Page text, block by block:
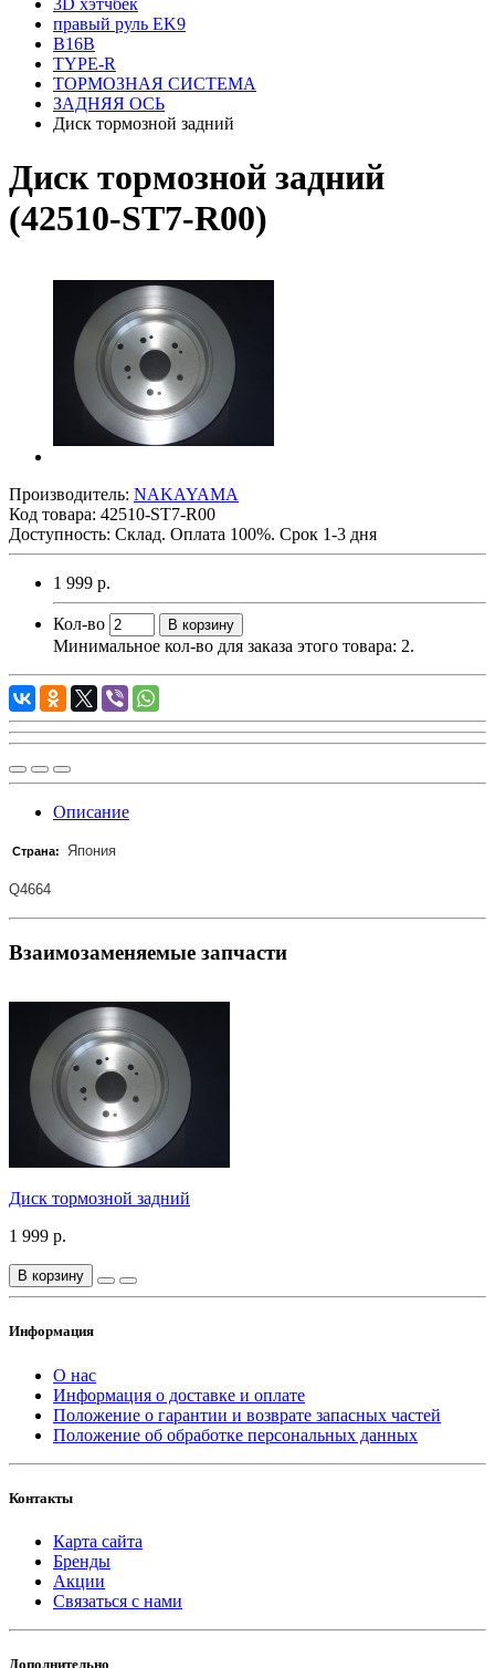
3D хэтчбек
правый руль EK9
B16B
TYPE-R
ТОРМОЗНАЯ СИСТЕМА
ЗАДНЯЯ ОСЬ
Диск тормозной задний
Диск тормозной задний
(42510-ST7-R00)
Производитель: NAKAYAMA
Код товара: 42510-ST7-R00
Доступность: Склад. Оплата 100%. Срок 1-3 дня
1 999 р.
Кол-во В корзину
Минимальное кол-во для заказа этого товара: 2.
Описание
Страна: Япония
Q4664
Взаимозаменяемые запчасти
Диск тормозной задний
1 999 р.
В корзину
Информация
О нас
Информация о доставке и оплате
Положение о гарантии и возврате запасных частей
Положение об обработке персональных данных
Контакты
Карта сайта
Бренды
Акции
Связаться с нами
Дополнительно